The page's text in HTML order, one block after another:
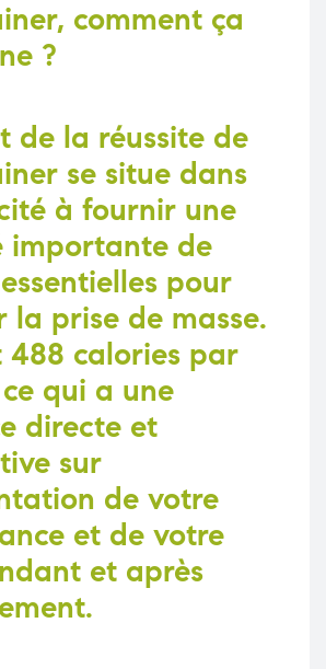
, comment ça
?
de la réussite de
se situe dans
à fournir une
importante de
pour
la prise de masse.
calories par
qui a une
directe et
sur
de votre
et de votre
et après